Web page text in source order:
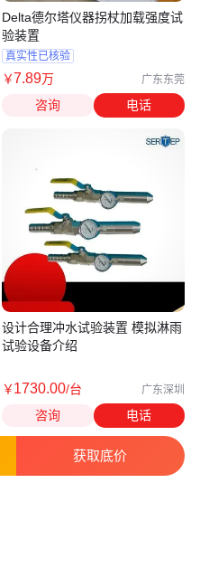
Delta德尔塔仪器拐杖加载强度试
验装置
真实性已核验
￥7.89万 广东东莞
咨询 电话
设计合理冲水试验装置 模拟淋雨
试验设备介绍
￥1730.00/台 广东深圳
咨询 电话
获取底价